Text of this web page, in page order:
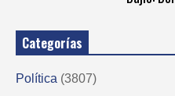
Categorías
Política (3807)